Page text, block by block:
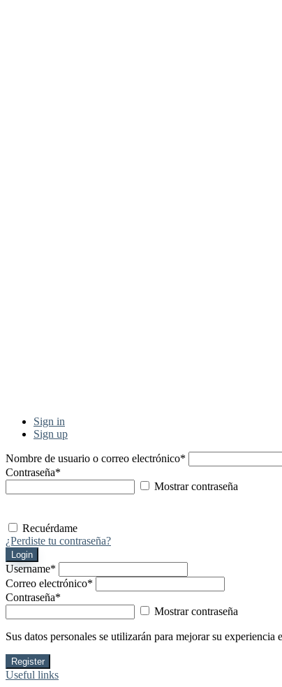
Sign in
Sign up
Nombre de usuario o correo electrónico*
Contraseña*
Mostrar contraseña
Recuérdame
¿Perdiste tu contraseña?
Login
Username*
Correo electrónico*
Contraseña*
Mostrar contraseña
Sus datos personales se utilizarán para mejorar su
Register
Useful links